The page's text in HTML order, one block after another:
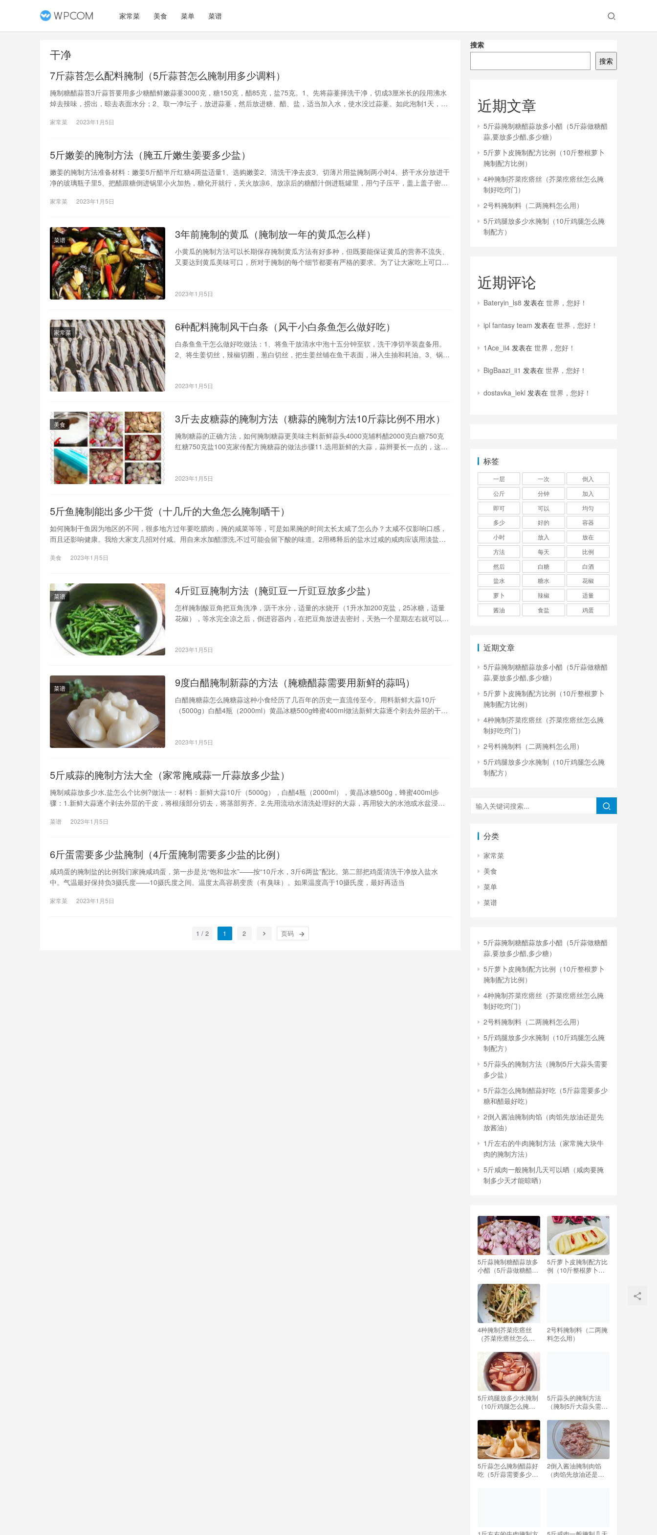
家常菜 美食 菜单 菜谱
干净
7斤蒜苔怎么配料腌制（5斤蒜苔怎么腌制用多少调料）
腌制糖醋蒜苔3斤蒜苔要用多少糖醋鲜嫩蒜薹3000克，糖150克，醋85克，盐75克。1、先将蒜薹择洗干净，切成3厘米长的段用沸水
焯去辣味，捞出，晾去表面水分；2、取一净坛子，放进蒜薹，然后放进糖、醋、盐，适当加入水，使水没过蒜薹。如此泡制1天，即
家常菜 2023年1月5日
5斤嫩姜的腌制方法（腌五斤嫩生姜要多少盐）
嫩姜的腌制方法准备材料：嫩姜5斤醋半斤红糖4两盐适量1、选购嫩姜2、清洗干净去皮3、切薄片用盐腌制两小时4、挤干水分放进干
净的玻璃瓶子里5、把醋跟糖倒进锅里小火加热，糖化开就行，关火放凉6、放凉后的糖醋汁倒进瓶罐里，用勺子压平，盖上盖子密封
家常菜 2023年1月5日
菜谱 3年前腌制的黄瓜（腌制放一年的黄瓜怎么样）
小黄瓜的腌制方法可以长期保存腌制黄瓜方法有好多种，但既要能保证黄瓜的营养不流失、
又要达到黄瓜美味可口，所对于腌制的每个细节都要有严格的要求。为了让大家吃上可口的
袋、酱油三袋、白糖半斤、蒜
2023年1月5日
家常菜 6种配料腌制风干白条（风干小白条鱼怎么做好吃）
白条鱼鱼干怎么做好吃做法：1、将鱼干放清水中泡十五分钟至软，洗干净切半装盘备用。
2、将生姜切丝，辣椒切圈，葱白切丝，把生姜丝铺在鱼干表面，淋入生抽和耗油。3、锅里
2023年1月5日
美食 3斤去皮糖蒜的腌制方法（糖蒜的腌制方法10斤蒜比例不用水）
腌制糖蒜的正确方法，如何腌制糖蒜更美味主料新鲜蒜头4000克辅料醋2000克白糖750克
红糖750克盐100克家传配方腌糖蒜的做法步骤11.选用新鲜的大蒜，蒜辫要长一点的，这样
2023年1月5日
5斤鱼腌制能出多少干货（十几斤的大鱼怎么腌制晒干）
如何腌制干鱼因为地区的不同，很多地方过年要吃腊肉，腌的咸菜等等，可是如果腌的时间太长太咸了怎么办？太咸不仅影响口感，
而且还影响健康。我给大家支几招对付咸。用自来水加醋漂洗,不过可能会留下酸的味道。2用稀释后的盐水过咸的咸肉应该用淡盐水
美食 2023年1月5日
菜谱 4斤豇豆腌制方法（腌豇豆一斤豇豆放多少盐）
怎样腌制酸豆角把豆角洗净，沥干水分，适量的水烧开（1升水加200克盐，25冰糖，适量
花椒），等水完全凉之后，倒进容器内，在把豆角放进去密封，天热一个星期左右就可以食
2023年1月5日
菜谱 9度白醋腌制新蒜的方法（腌糖醋蒜需要用新鲜的蒜吗）
白醋腌糖蒜怎么腌糖蒜这种小食经历了几百年的历史一直流传至今。用料新鲜大蒜10斤
（5000g）白醋4瓶（2000ml）黄晶冰糖500g蜂蜜400ml做法新鲜大蒜逐个剥去外层的干
2023年1月5日
5斤咸蒜的腌制方法大全（家常腌咸蒜一斤蒜放多少盐）
腌制咸蒜放多少水,盐怎么个比例?做法一：材料：新鲜大蒜10斤（5000g），白醋4瓶（2000ml），黄晶冰糖500g，蜂蜜400ml步
骤：1.新鲜大蒜逐个剥去外层的干皮，将根须部分切去，将茎部剪齐。2.先用流动水清洗处理好的大蒜，再用较大的水池或水盆浸泡1
菜谱 2023年1月5日
6斤蛋需要多少盐腌制（4斤蛋腌制需要多少盐的比例）
咸鸡蛋的腌制盐的比例我们家腌咸鸡蛋，第一步是兑“饱和盐水”——按“10斤水，3斤6两盐”配比。第二部把鸡蛋清洗干净放入盐水
中。气温最好保持负3摄氏度——10摄氏度之间。温度太高容易变质（有臭味）。如果温度高于10摄氏度，最好再适当
家常菜 2023年1月5日
1 / 2 1 2
搜索
搜索
近期文章
5斤蒜腌制糖醋蒜放多小醋（5斤蒜做糖醋
蒜,要放多少醋,多少糖）
5斤萝卜皮腌制配方比例（10斤整根萝卜
腌制配方比例）
4种腌制芥菜疙瘩丝（芥菜疙瘩丝怎么腌
制好吃窍门）
2号料腌制料（二两腌料怎么用）
5斤鸡腿放多少水腌制（10斤鸡腿怎么腌
制配方）
近期评论
Bateryin_ls8 发表在 世界，您好！
ipl fantasy team 发表在 世界，您好！
1Ace_ii4 发表在 世界，您好！
BigBaazi_ii1 发表在 世界，您好！
dostavka_lekl 发表在 世界，您好！
标签
一层 一次
倒入
公斤
分钟
加入
即可
可以
均匀
多少
好的
容器
小时
放入
放在
方法
每天
比例
然后
白糖
白酒
盐水
糖水
花椒
萝卜
辣椒
适量
酱油
食盐 鸡蛋
近期文章
5斤蒜腌制糖醋蒜放多小醋（5斤蒜做糖醋
蒜,要放多少醋,多少糖）
5斤萝卜皮腌制配方比例（10斤整根萝卜
腌制配方比例）
4种腌制芥菜疙瘩丝（芥菜疙瘩丝怎么腌
制好吃窍门）
2号料腌制料（二两腌料怎么用）
5斤鸡腿放多少水腌制（10斤鸡腿怎么腌
制配方）
分类
家常菜
美食
菜单
菜谱
5斤蒜腌制糖醋蒜放多小醋（5斤蒜做糖醋
蒜,要放多少醋,多少糖）
5斤萝卜皮腌制配方比例（10斤整根萝卜
腌制配方比例）
4种腌制芥菜疙瘩丝（芥菜疙瘩丝怎么腌
制好吃窍门）
2号料腌制料（二两腌料怎么用）
5斤鸡腿放多少水腌制（10斤鸡腿怎么腌
制配方）
5斤蒜头的腌制方法（腌制5斤大蒜头需要
多少盐）
5斤蒜怎么腌制醋蒜好吃（5斤蒜需要多少
糖和醋最好吃）
2倒入酱油腌制肉馅（肉馅先放油还是先
放酱油）
1斤左右的牛肉腌制方法（家常腌大块牛
肉的腌制方法）
5斤咸肉一般腌制几天可以晒（咸肉要腌
制多少天才能晾晒）
5斤蒜腌制糖醋蒜放多
小醋（5斤蒜做糖醋蒜,
5斤萝卜皮腌制配方比
例（10斤整根萝卜腌
4种腌制芥菜疙瘩丝
（芥菜疙瘩丝怎么腌
2号料腌制料（二两腌
料怎么用）
5斤鸡腿放多少水腌制
（10斤鸡腿怎么腌制
5斤蒜头的腌制方法
（腌制5斤大蒜头需要
5斤蒜怎么腌制醋蒜好
吃（5斤蒜需要多少糖
2倒入酱油腌制肉馅
（肉馅先放油还是先